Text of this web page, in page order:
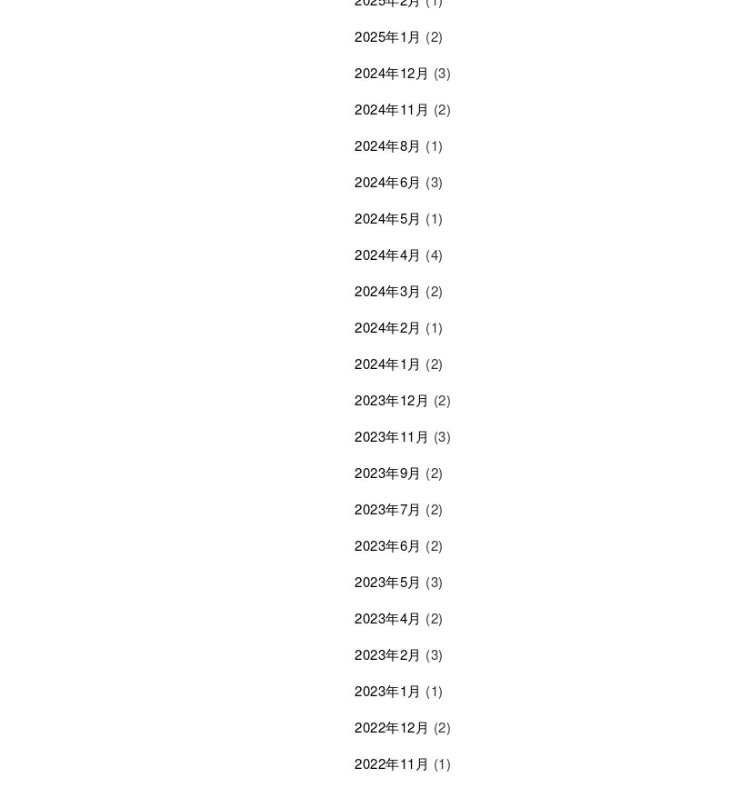
2025年1月 (2)
2024年12月 (3)
2024年11月 (2)
2024年8月 (1)
2024年6月 (3)
2024年5月 (1)
2024年4月 (4)
2024年3月 (2)
2024年2月 (1)
2024年1月 (2)
2023年12月 (2)
2023年11月 (3)
2023年9月 (2)
2023年7月 (2)
2023年6月 (2)
2023年5月 (3)
2023年4月 (2)
2023年2月 (3)
2023年1月 (1)
2022年12月 (2)
2022年11月 (1)